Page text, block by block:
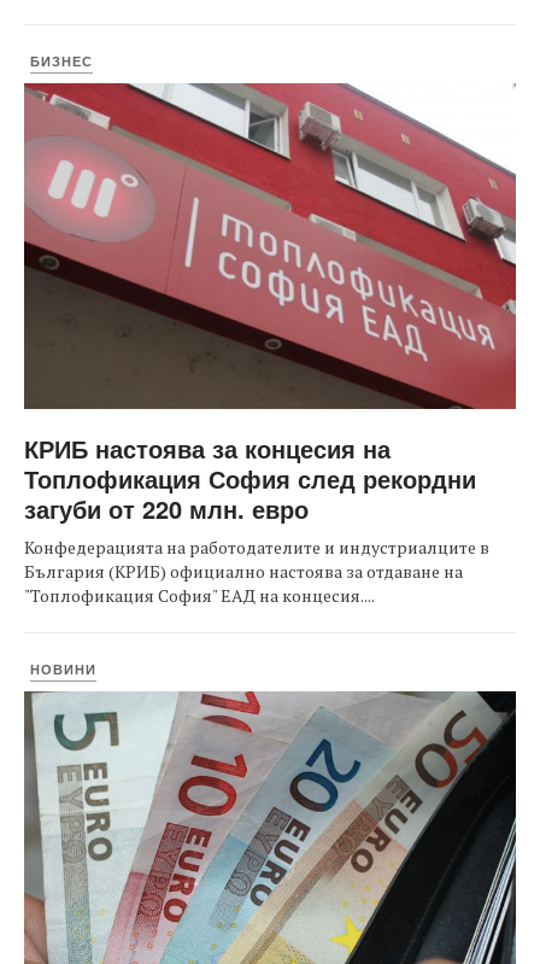
БИЗНЕС
КРИБ настоява за концесия на
Топлофикация София след рекордни
загуби от 220 млн. евро
Конфедерацията на работодателите и индустриалците в
България (КРИБ) официално настоява за отдаване на
"Топлофикация София" ЕАД на концесия....
НОВИНИ